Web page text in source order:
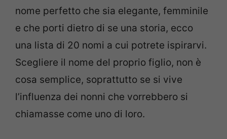
nome perfetto che sia elegante, femminile
e che porti dietro di se una storia, ecco
una lista di 20 nomi a cui potrete ispirarvi.
Scegliere il nome del proprio figlio, non è
cosa semplice, soprattutto se si vive
l’influenza dei nonni che vorrebbero si
chiamasse come uno di loro.